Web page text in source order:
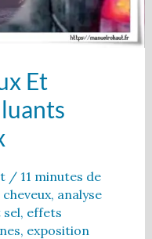
Et
/ 11 minutes de
, analyse
sel, effets
, exposition